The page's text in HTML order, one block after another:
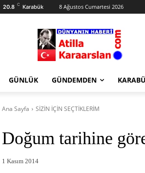
20.8 C Karabük 8 Ağustos Cumartesi 2026
GÜNLÜK GÜNDEMDEN
Ana Sayfa SİZİN İÇİN SEÇTİKLERİM
Doğum tarihine
1 Kasım 2014